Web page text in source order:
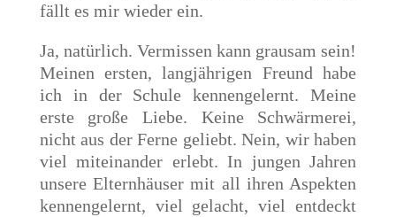
fällt es mir wieder ein.
Ja, natürlich. Vermissen kann grausam sein!
Meinen ersten, langjährigen Freund habe
ich in der Schule kennengelernt. Meine
erste große Liebe. Keine Schwärmerei,
nicht aus der Ferne geliebt. Nein, wir haben
viel miteinander erlebt. In jungen Jahren
unsere Elternhäuser mit all ihren Aspekten
kennengelernt, viel gelacht, viel entdeckt